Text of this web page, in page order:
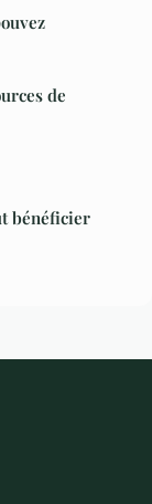
de
bénéficier